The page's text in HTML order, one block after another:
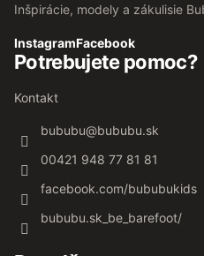
Inšpirácie, modely a zákulisie
InstagramFacebook
Potrebujete pomoc?
Kontakt
bububu@bububu.sk
00421 948 77 81 81
facebook.com/bububukids
bububu.sk_be_barefoot/